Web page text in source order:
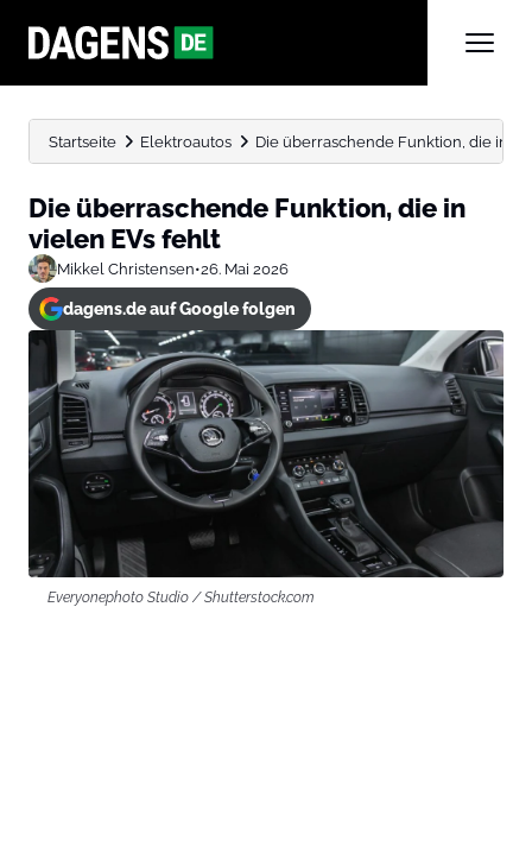
Startseite Elektroautos Die überraschende Funktion, die in
Die überraschende Funktion, die in
vielen EVs fehlt
Mikkel Christensen•26. Mai 2026
dagens.de auf Google folgen
Everyonephoto Studio / Shutterstock.com